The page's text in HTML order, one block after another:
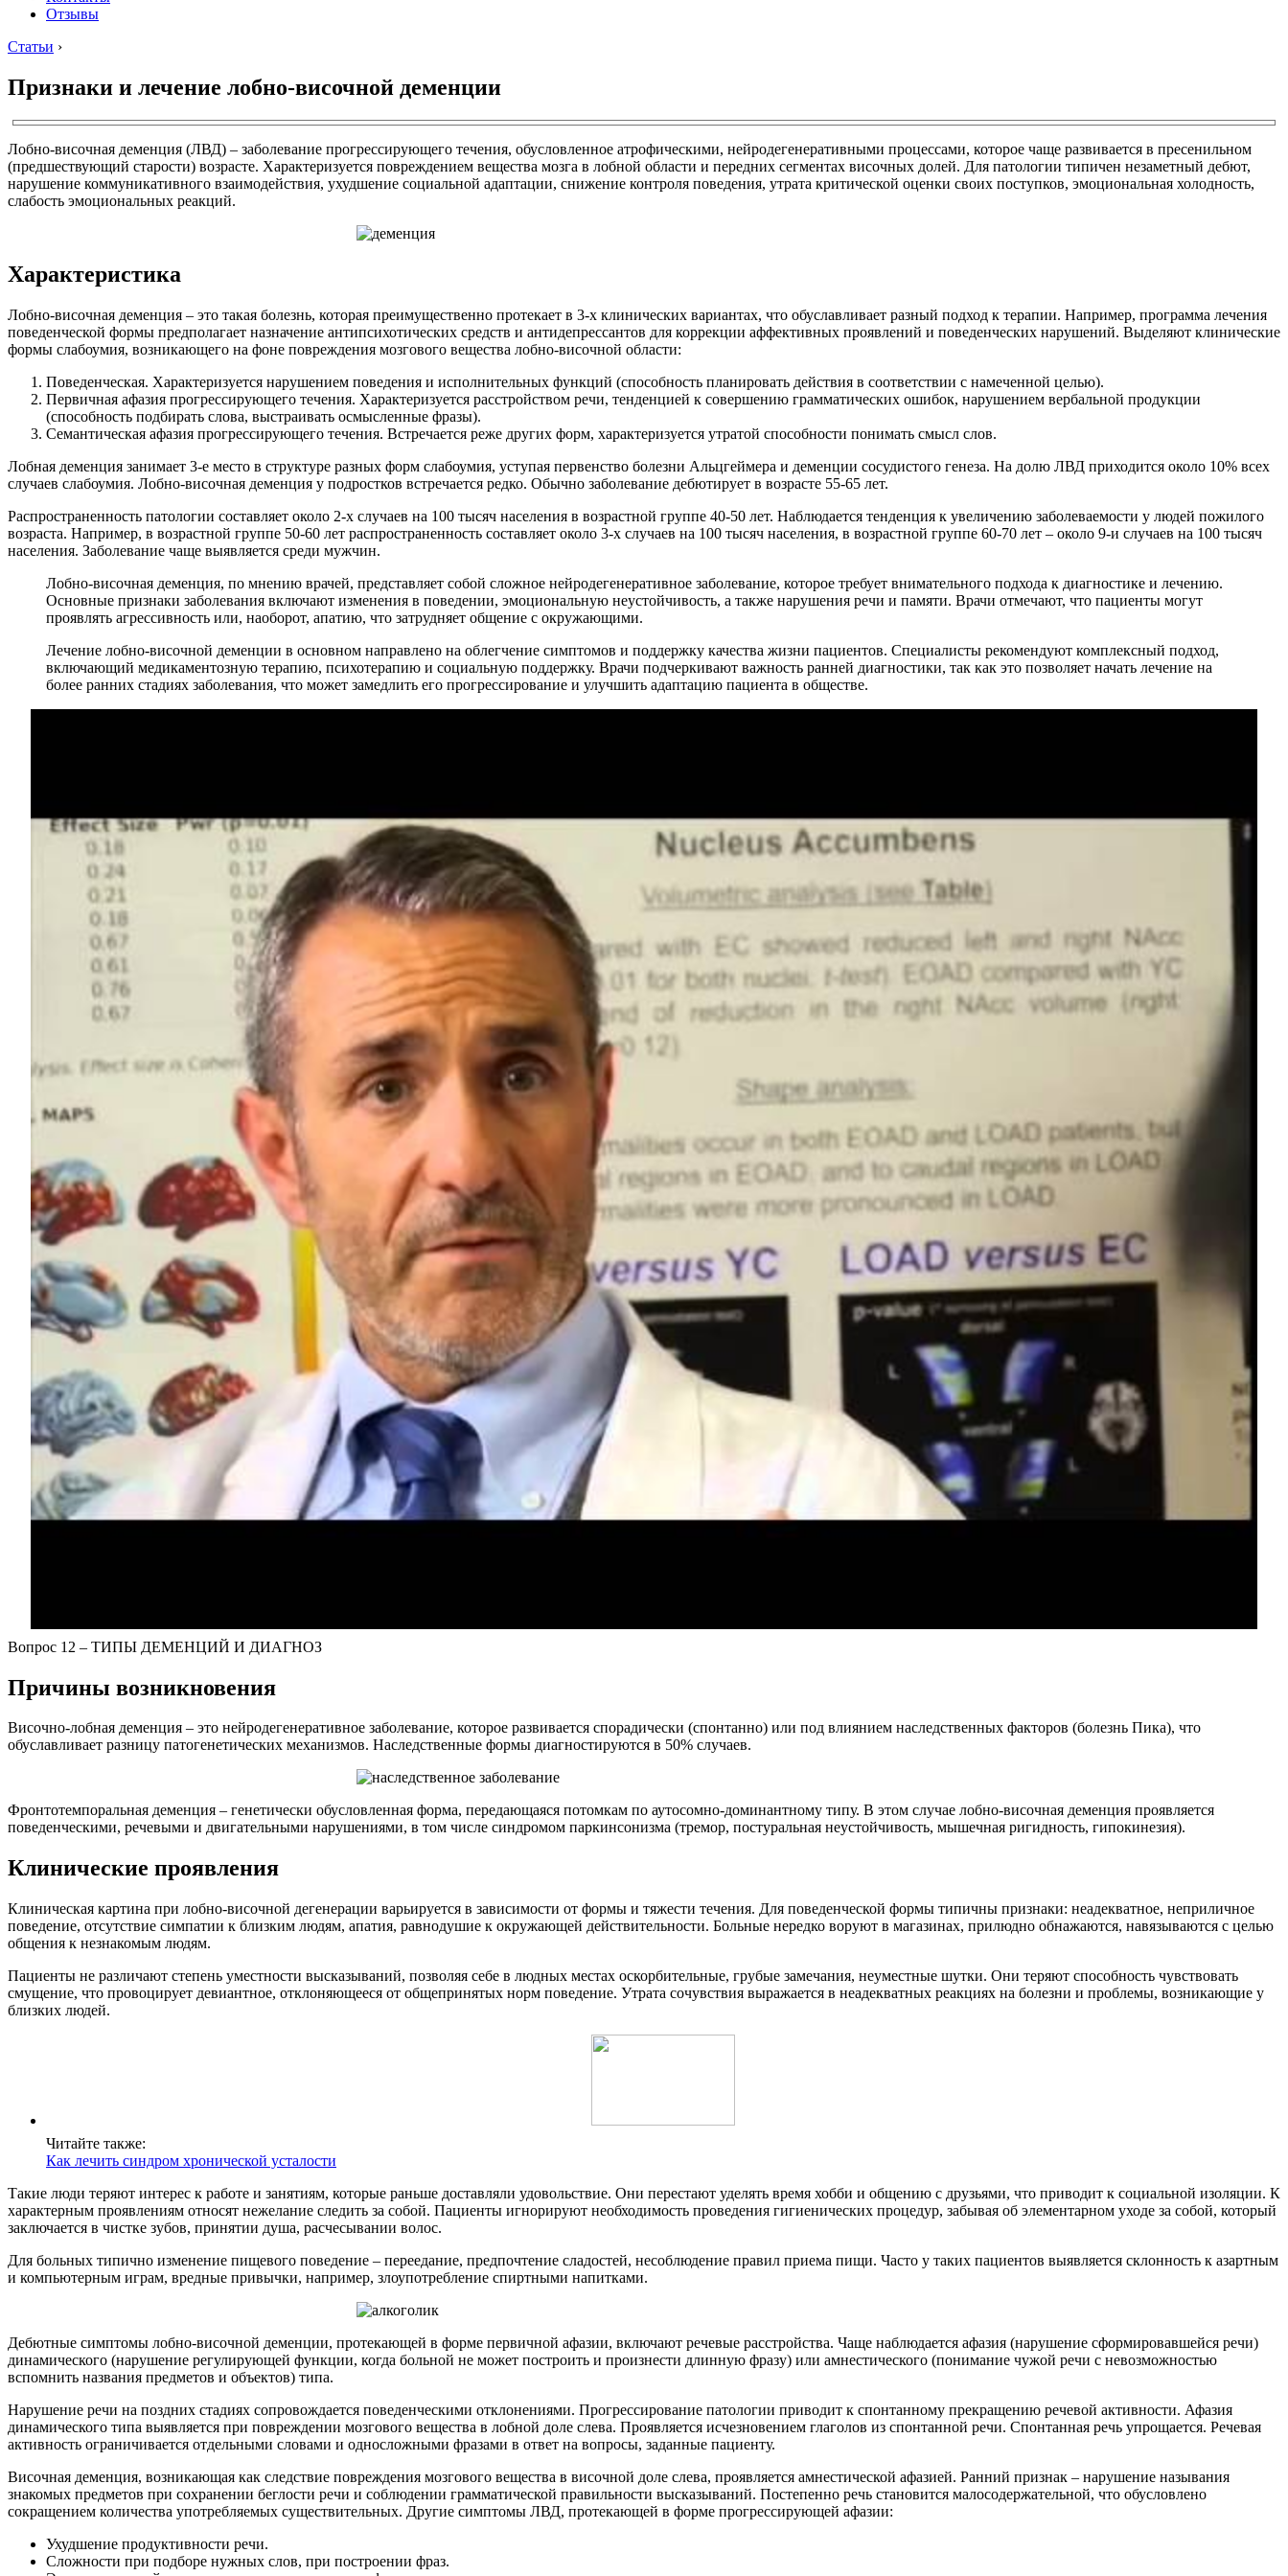
Отзывы
Статьи ›
Признаки и лечение лобно-височной деменции
Лобно-височная деменция (ЛВД) – заболевание прогрессирующего течения, обусловленное атрофическими, нейродегенеративными процессами, которое чаще развивается в пресенильном
(предшествующий старости) возрасте. Характеризуется повреждением вещества мозга в лобной области и передних сегментах височных долей. Для патологии типичен незаметный дебют,
нарушение коммуникативного взаимодействия, ухудшение социальной адаптации, снижение контроля поведения, утрата критической оценки своих поступков, эмоциональная холодность,
слабость эмоциональных реакций.
Характеристика
Лобно-височная деменция – это такая болезнь, которая преимущественно протекает в 3-х клинических вариантах, что обуславливает разный подход к терапии. Например, программа лечения
поведенческой формы предполагает назначение антипсихотических средств и антидепрессантов для коррекции аффективных проявлений и поведенческих нарушений. Выделяют клинические
формы слабоумия, возникающего на фоне повреждения мозгового вещества лобно-височной области:
Поведенческая. Характеризуется нарушением поведения и исполнительных функций (способность планировать действия в соответствии с намеченной целью).
Первичная афазия прогрессирующего течения. Характеризуется расстройством речи, тенденцией к совершению грамматических ошибок, нарушением вербальной продукции
(способность подбирать слова, выстраивать осмысленные фразы).
Семантическая афазия прогрессирующего течения. Встречается реже других форм, характеризуется утратой способности понимать смысл слов.
Лобная деменция занимает 3-е место в структуре разных форм слабоумия, уступая первенство болезни Альцгеймера и деменции сосудистого генеза. На долю ЛВД приходится около 10% всех
случаев слабоумия. Лобно-височная деменция у подростков встречается редко. Обычно заболевание дебютирует в возрасте 55-65 лет.
Распространенность патологии составляет около 2-х случаев на 100 тысяч населения в возрастной группе 40-50 лет. Наблюдается тенденция к увеличению заболеваемости у людей пожилого
возраста. Например, в возрастной группе 50-60 лет распространенность составляет около 3-х случаев на 100 тысяч населения, в возрастной группе 60-70 лет – около 9-и случаев на 100 тысяч
населения. Заболевание чаще выявляется среди мужчин.
Лобно-височная деменция, по мнению врачей, представляет собой сложное нейродегенеративное заболевание, которое требует внимательного подхода к диагностике и лечению.
Основные признаки заболевания включают изменения в поведении, эмоциональную неустойчивость, а также нарушения речи и памяти. Врачи отмечают, что пациенты могут
проявлять агрессивность или, наоборот, апатию, что затрудняет общение с окружающими.
Лечение лобно-височной деменции в основном направлено на облегчение симптомов и поддержку качества жизни пациентов. Специалисты рекомендуют комплексный подход,
включающий медикаментозную терапию, психотерапию и социальную поддержку. Врачи подчеркивают важность ранней диагностики, так как это позволяет начать лечение на
более ранних стадиях заболевания, что может замедлить его прогрессирование и улучшить адаптацию пациента в обществе.
Вопрос 12 – ТИПЫ ДЕМЕНЦИЙ И ДИАГНОЗ
Причины возникновения
Височно-лобная деменция – это нейродегенеративное заболевание, которое развивается спорадически (спонтанно) или под влиянием наследственных факторов (болезнь Пика), что
обуславливает разницу патогенетических механизмов. Наследственные формы диагностируются в 50% случаев.
Фронтотемпоральная деменция – генетически обусловленная форма, передающаяся потомкам по аутосомно-доминантному типу. В этом случае лобно-височная деменция проявляется
поведенческими, речевыми и двигательными нарушениями, в том числе синдромом паркинсонизма (тремор, постуральная неустойчивость, мышечная ригидность, гипокинезия).
Клинические проявления
Клиническая картина при лобно-височной дегенерации варьируется в зависимости от формы и тяжести течения. Для поведенческой формы типичны признаки: неадекватное, неприличное
поведение, отсутствие симпатии к близким людям, апатия, равнодушие к окружающей действительности. Больные нередко воруют в магазинах, прилюдно обнажаются, навязываются с целью
общения к незнакомым людям.
Пациенты не различают степень уместности высказываний, позволяя себе в людных местах оскорбительные, грубые замечания, неуместные шутки. Они теряют способность чувствовать
смущение, что провоцирует девиантное, отклоняющееся от общепринятых норм поведение. Утрата сочувствия выражается в неадекватных реакциях на болезни и проблемы, возникающие у
близких людей.
Читайте также:
Как лечить синдром хронической усталости
Такие люди теряют интерес к работе и занятиям, которые раньше доставляли удовольствие. Они перестают уделять время хобби и общению с друзьями, что приводит к социальной изоляции. К
характерным проявлениям относят нежелание следить за собой. Пациенты игнорируют необходимость проведения гигиенических процедур, забывая об элементарном уходе за собой, который
заключается в чистке зубов, принятии душа, расчесывании волос.
Для больных типично изменение пищевого поведение – переедание, предпочтение сладостей, несоблюдение правил приема пищи. Часто у таких пациентов выявляется склонность к азартным
и компьютерным играм, вредные привычки, например, злоупотребление спиртными напитками.
Дебютные симптомы лобно-височной деменции, протекающей в форме первичной афазии, включают речевые расстройства. Чаще наблюдается афазия (нарушение сформировавшейся речи)
динамического (нарушение регулирующей функции, когда больной не может построить и произнести длинную фразу) или амнестического (понимание чужой речи с невозможностью
вспомнить названия предметов и объектов) типа.
Нарушение речи на поздних стадиях сопровождается поведенческими отклонениями. Прогрессирование патологии приводит к спонтанному прекращению речевой активности. Афазия
динамического типа выявляется при повреждении мозгового вещества в лобной доле слева. Проявляется исчезновением глаголов из спонтанной речи. Спонтанная речь упрощается. Речевая
активность ограничивается отдельными словами и односложными фразами в ответ на вопросы, заданные пациенту.
Височная деменция, возникающая как следствие повреждения мозгового вещества в височной доле слева, проявляется амнестической афазией. Ранний признак – нарушение называния
знакомых предметов при сохранении беглости речи и соблюдении грамматической правильности высказываний. Постепенно речь становится малосодержательной, что обусловлено
сокращением количества употребляемых существительных. Другие симптомы ЛВД, протекающей в форме прогрессирующей афазии:
Ухудшение продуктивности речи.
Сложности при подборе нужных слов, при построении фраз.